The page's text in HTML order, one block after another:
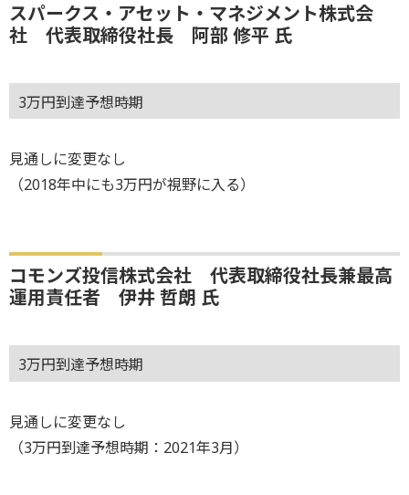
スパークス・アセット・マネジメント株式会
社 代表取締役社長 阿部 修平 氏
3万円到達予想時期
見通しに変更なし
（2018年中にも3万円が視野に入る）
コモンズ投信株式会社 代表取締役社長兼最高
運用責任者 伊井 哲朗 氏
3万円到達予想時期
見通しに変更なし
（3万円到達予想時期：2021年3月）